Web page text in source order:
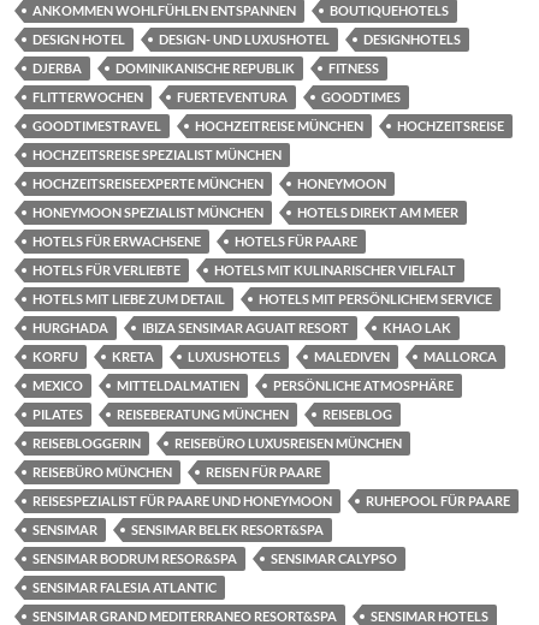
ANKOMMEN WOHLFÜHLEN ENTSPANNEN
BOUTIQUEHOTELS
DESIGN HOTEL
DESIGN- UND LUXUSHOTEL
DESIGNHOTELS
DJERBA
DOMINIKANISCHE REPUBLIK
FITNESS
FLITTERWOCHEN
FUERTEVENTURA
GOODTIMES
GOODTIMESTRAVEL
HOCHZEITREISE MÜNCHEN
HOCHZEITSREISE
HOCHZEITSREISE SPEZIALIST MÜNCHEN
HOCHZEITSREISEEXPERTE MÜNCHEN
HONEYMOON
HONEYMOON SPEZIALIST MÜNCHEN
HOTELS DIREKT AM MEER
HOTELS FÜR ERWACHSENE
HOTELS FÜR PAARE
HOTELS FÜR VERLIEBTE
HOTELS MIT KULINARISCHER VIELFALT
HOTELS MIT LIEBE ZUM DETAIL
HOTELS MIT PERSÖNLICHEM SERVICE
HURGHADA
IBIZA SENSIMAR AGUAIT RESORT
KHAO LAK
KORFU
KRETA LUXUSHOTELS MALEDIVEN
MALLORCA
MEXICO
MITTELDALMATIEN
PERSÖNLICHE ATMOSPHÄRE
PILATES
REISEBERATUNG MÜNCHEN
REISEBLOG
REISEBLOGGERIN
REISEBÜRO LUXUSREISEN MÜNCHEN
REISEBÜRO MÜNCHEN
REISEN FÜR PAARE
REISESPEZIALIST FÜR PAARE UND HONEYMOON
RUHEPOOL FÜR PAARE
SENSIMAR
SENSIMAR BELEK RESORT&SPA
SENSIMAR BODRUM RESOR&SPA
SENSIMAR CALYPSO
SENSIMAR FALESIA ATLANTIC
SENSIMAR GRAND MEDITERRANEO RESORT&SPA
SENSIMAR HOTELS